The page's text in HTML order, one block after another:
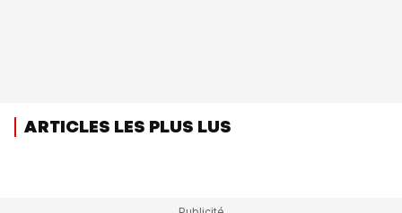
ARTICLES LES PLUS LUS